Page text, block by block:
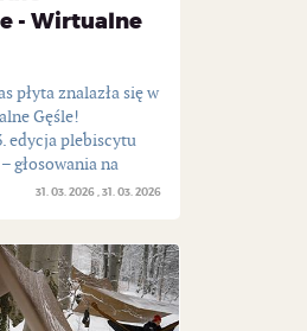
- Wirtualne
31. 03. 2026 31. 03. 2026
płyta znalazła się w
Gęśle!
edycja plebiscytu
głosowania na